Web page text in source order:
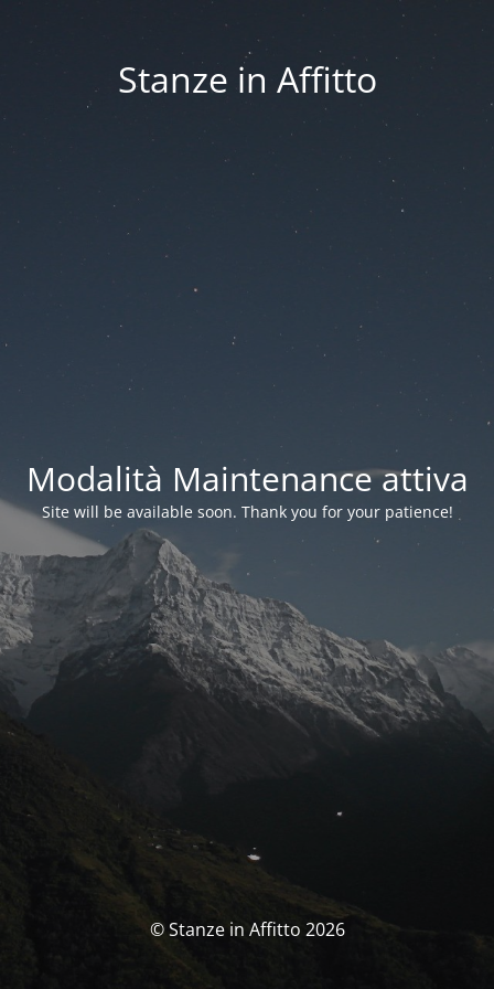
Stanze in Affitto
Modalità Maintenance attiva
Site will be available soon. Thank you for your patience!
© Stanze in Affitto 2026